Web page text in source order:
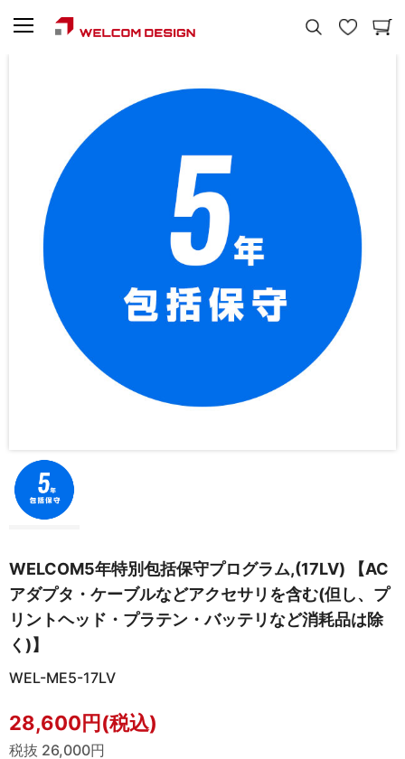
WELCOM5年特別包括保守プログラム,(17LV) 【AC
アダプタ・ケーブルなどアクセサリを含む(但し、プ
リントヘッド・プラテン・バッテリなど消耗品は除
く)】
WEL-ME5-17LV
28,600円(税込)
税抜 26,000円